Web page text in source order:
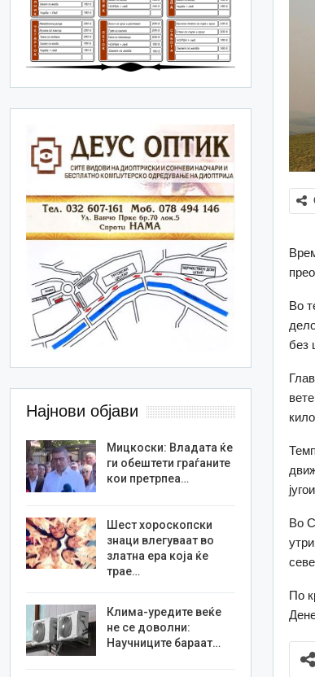
Во
без
Во
По
Најнови објави
Мицкоски: Владата ќе
ги обештети граѓаните
кои претрпеа…
Шест хороскопски
знаци влегуваат во
златна ера која ќе
трае…
Клима-уредите веќе
не се доволни:
Научниците бараат…